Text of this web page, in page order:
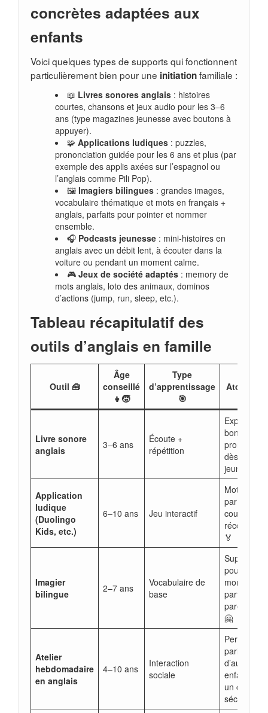
concrètes adaptées aux
enfants
Voici quelques types de supports qui fonctionnent
particulièrement bien pour une initiationfamiliale :
📖 Livres sonores anglais: histoires
courtes, chansons et jeux audio pour les 3–6
ans (type magazines jeunesse avec boutons à
appuyer).
🧩 Applications ludiques: puzzles,
prononciation guidée pour les 6 ans et plus (par
exemple des applis axées sur l’espagnol ou
l’anglais comme Pili Pop).
🖼️ Imagiers bilingues: grandes images,
vocabulaire thématique et mots en français +
anglais, parfaits pour pointer et nommer
ensemble.
🎧 Podcasts jeunesse: mini-histoires en
anglais avec un débit lent, à écouter dans la
voiture ou pendant un moment calme.
🎮 Jeux de société adaptés: memory de
mots anglais, loto des animaux, dominos
d’actions (jump, run, sleep, etc.).
Tableau récapitulatif des
outils d’anglais en famille
Outil 🧰
Âge
conseillé
👧🧒
Type
d’apprentissage
🎯
Atout clé
Livre sonore
anglais
3–6 ans
Écoute +
répétition
Expose à la
bonne
dès le plus
jeune âge
Application
ludique
(Duolingo
Kids, etc.)
6–10 ans Jeu interactif
Motivation
par les
courts et
🏅
Imagier
bilingue
2–7 ans
Vocabulaire de
base
Support
pour des
moments
partage
parent-
🤗
Atelier
hebdomadaire
en anglais
4–10 ans
Interaction
sociale
Permet de
parler avec
d’autres
enfants
un cadre
sécurisé 🤝